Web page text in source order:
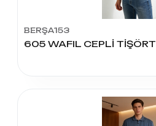
BERŞA153
605 WAFIL CEPLİ TİŞÖRT